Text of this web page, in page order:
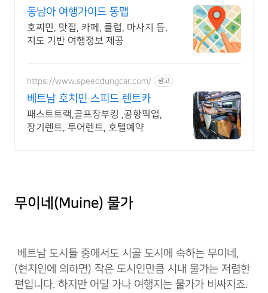
동남아 여행가이드 동맵
호찌민, 맛집, 카페, 클럽, 마사지 등,
지도 기반 여행정보 제공
https://www.speeddungcar.com/ 광고
베트남 호치민 스피드 렌트카
패스트트랙,골프장부킹 ,공항픽업,
장기렌트, 투어렌트, 호텔예약
무이네(Muine) 물가
베트남 도시들 중에서도 시골 도시에 속하는 무이네,
(현지인에 의하면) 작은 도시인만큼 시내 물가는 저렴한
편입니다. 하지만 어딜 가나 여행지는 물가가 비싸지죠.